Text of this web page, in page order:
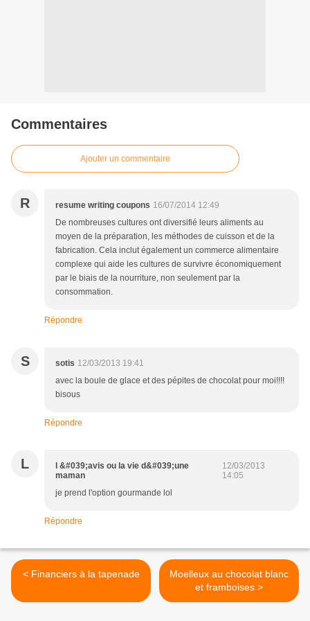
Commentaires
Ajouter un commentaire
R resume writing coupons 16/07/2014 12:49
De nombreuses cultures ont diversifié leurs aliments au
moyen de la préparation, les méthodes de cuisson et de la
fabrication. Cela inclut également un commerce alimentaire
complexe qui aide les cultures de survivre économiquement
par le biais de la nourriture, non seulement par la
consommation.
Répondre
S sotis 12/03/2013 19:41
avec la boule de glace et des pépites de chocolat pour moi!!!!
bisous
Répondre
L
l &#039;avis ou la vie d&#039;une
maman
12/03/2013
14:05
je prend l'option gourmande lol
Répondre
< Financiers à la tapenade
Moelleux au chocolat blanc
et framboises >